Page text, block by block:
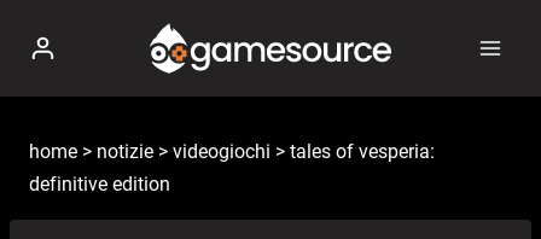
contenuto
home > notizie > videogiochi > tales of vesperia:
definitive edition